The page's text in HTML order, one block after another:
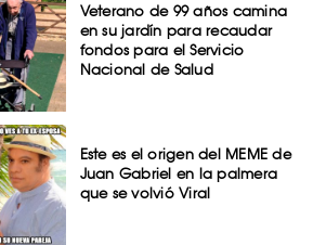
Veterano de 99 años camina
en su jardín para recaudar
fondos para el Servicio
Nacional de Salud
Este es el origen del MEME de
Juan Gabriel en la palmera
que se volvió Viral